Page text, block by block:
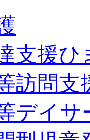
支援ひ
訪問支
デイサ